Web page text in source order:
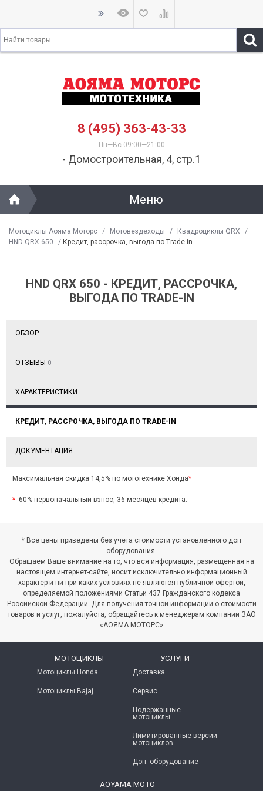
8 (495) 363-43-33
Пн—Вс 09:00—21:00
- Домостроительная, 4, стр.1
Меню
Мотоциклы Аояма Моторс / Мотовездеходы / Квадроциклы QRX
/
HND QRX 650
/ Кредит, рассрочка, выгода по Trade-in
ДИВАЛИ 2024
с 21.10.2024 года по
года включительно будет
акция ДИВАЛИ 2024...
далее→
АКЦИЯ НА МОТОЦИКЛЫ ХОНДА С 01
Скидки до 26% на мотоциклы Хонда с
01 по 31 августа 2024г. Акция на
мототехнику Хонда 2021 гв, только в
августе! Предложение ограничено!...
Читать далее →
HND QRX 650 - КРЕДИТ, РАССРОЧКА,
ВЫГОДА ПО TRADE-IN
ОБЗОР
ОТЗЫВЫ 0
ХАРАКТЕРИСТИКИ
КРЕДИТ, РАССРОЧКА, ВЫГОДА ПО TRADE-IN
ДОКУМЕНТАЦИЯ
Максимальная скидка 14,5% по мототехнике Хонда*
*- 60% первоначальный взнос, 36 месяцев кредита.
* Все цены приведены без учета стоимости установленного доп
оборудования.
Обращаем Ваше внимание на то, что вся информация, размещенная на
настоящем интернет-сайте, носит исключительно информационный
характер и ни при каких условиях не являются публичной офертой,
определяемой положениями Статьи 437 Гражданского кодекса
Российской Федерации. Для получения точной информации о стоимости
товаров и услуг, пожалуйста, обращайтесь к менеджерам компании ЗАО
«АОЯМА МОТОРС»
МОТОЦИКЛЫ
Мотоциклы Honda
Мотоциклы Bajaj
УСЛУГИ
Доставка
Сервис
Подержанные
мотоциклы
Лимитированные версии
мотоциклов
Доп. оборудование
AOYAMA MOTO